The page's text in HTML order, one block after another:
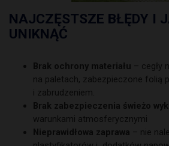
NAJCZĘSTSZE BŁĘDY I
UNIKNĄĆ
Brak ochrony materiału – cegły
na paletach, zabezpieczone folią
i zabrudzeniem.
Brak zabezpieczenia świeżo
warunkami atmosferycznymi
Nieprawidłowa zaprawa – nie